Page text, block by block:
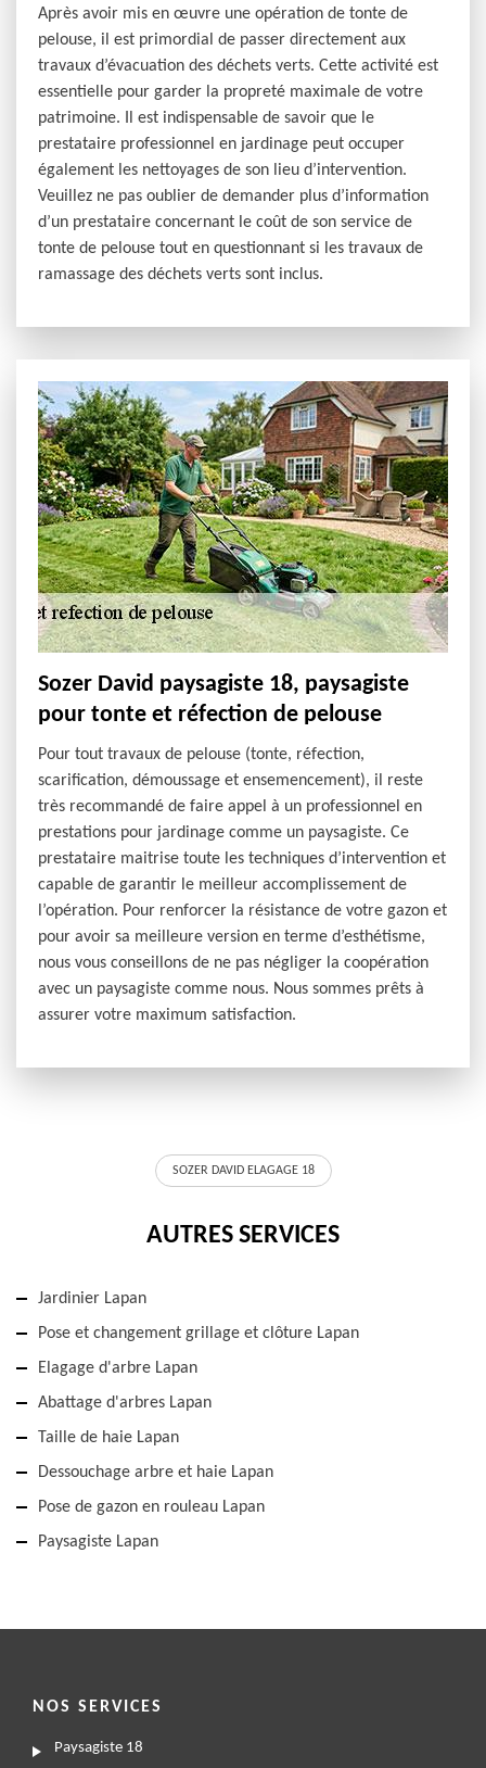
Après avoir mis en œuvre une opération de tonte de
pelouse, il est primordial de passer directement aux
travaux d’évacuation des déchets verts. Cette activité est
essentielle pour garder la propreté maximale de votre
patrimoine. Il est indispensable de savoir que le
prestataire professionnel en jardinage peut occuper
également les nettoyages de son lieu d’intervention.
Veuillez ne pas oublier de demander plus d’information
d’un prestataire concernant le coût de son service de
tonte de pelouse tout en questionnant si les travaux de
ramassage des déchets verts sont inclus.
Sozer David paysagiste 18, paysagiste
pour tonte et réfection de pelouse
Pour tout travaux de pelouse (tonte, réfection,
scarification, démoussage et ensemencement), il reste
très recommandé de faire appel à un professionnel en
prestations pour jardinage comme un paysagiste. Ce
prestataire maitrise toute les techniques d’intervention et
capable de garantir le meilleur accomplissement de
l’opération. Pour renforcer la résistance de votre gazon et
pour avoir sa meilleure version en terme d’esthétisme,
nous vous conseillons de ne pas négliger la coopération
avec un paysagiste comme nous. Nous sommes prêts à
assurer votre maximum satisfaction.
SOZER DAVID ELAGAGE 18
AUTRES SERVICES
Jardinier Lapan
Pose et changement grillage et clôture Lapan
Elagage d'arbre Lapan
Abattage d'arbres Lapan
Taille de haie Lapan
Dessouchage arbre et haie Lapan
Pose de gazon en rouleau Lapan
Paysagiste Lapan
NOS SERVICES
Paysagiste 18